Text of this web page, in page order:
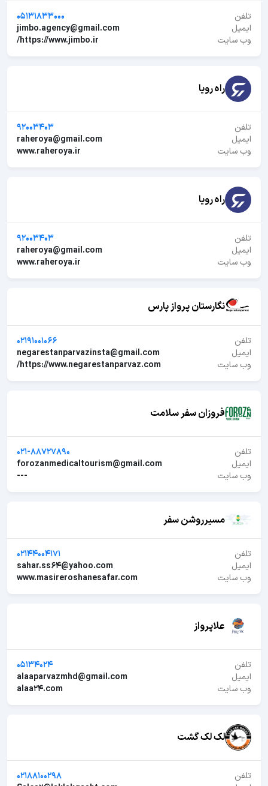
تلفن
05131833000
ایمیل
jimbo.agency@gmail.com
وب سایت
https://www.jimbo.ir/
راه رویا
تلفن
92003403
ایمیل
raheroya@gmail.com
وب سایت
www.raheroya.ir
راه رویا
تلفن
92003403
ایمیل
raheroya@gmail.com
وب سایت
www.raheroya.ir
نگارستان پرواز پارس
تلفن
02191001066
ایمیل
negarestanparvazinsta@gmail.com
وب سایت
https://www.negarestanparvaz.com/
فروزان سفر سلامت
تلفن
021-88727890
ایمیل
forozanmedicaltourism@gmail.com
وب سایت
---
مسیرروشن سفر
تلفن
02144004171
ایمیل
sahar.ss64@yahoo.com
وب سایت
www.masireroshanesafar.com
علاپرواز
تلفن
05134024
ایمیل
alaaparvazmhd@gmail.com
وب سایت
alaa24.com
لک لک گشت
تلفن
02188100298